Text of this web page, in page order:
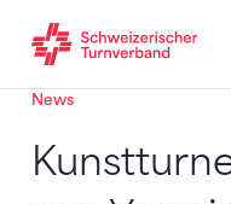
Zum Inhalt springen
Zur Sitemap navigieren
Zum Navigieren
News